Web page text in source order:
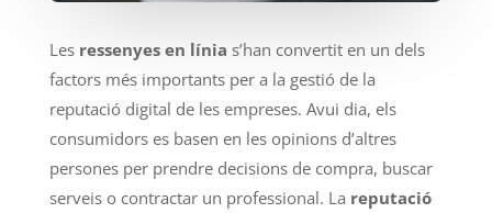
Les ressenyes en línia s’han convertit en un dels
factors més importants per a la gestió de la
reputació digital de les empreses. Avui dia, els
consumidors es basen en les opinions d’altres
persones per prendre decisions de compra, buscar
serveis o contractar un professional. La reputació